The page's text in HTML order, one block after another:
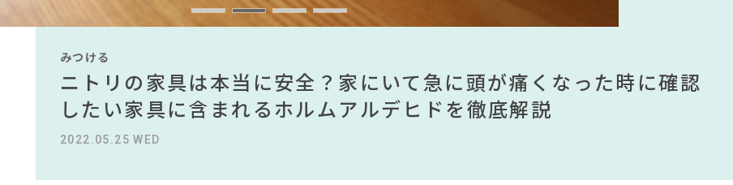
みつける
無印で有名デザイナーのアイテムが手に入る？無印良品で買える有
名デザイナーがデザインしたインテリアを一挙紹介
2022.10.24 MON
みつける
IKEA家具は引っ越し業者を悩ませる？引っ越し業者に敬遠されてい
る理由を徹底解説！！
2023.09.27 WED
みつける
ニトリの家具は本当に安全？家にいて急に頭が痛くなった時に確認
したい家具に含まれるホルムアルデヒドを徹底解説
2022.05.25 WED
みつける
【部屋をおしゃれにしたい人必見】今話題のインテリアスタイルか
ら定番スタイルまで紹介！おすすめインテリアスタイル18選
2023.09.23 SAT
みつける
無印で有名デザイナーのアイテムが手に入る？無印良品で買える有
名デザイナーがデザインしたインテリアを一挙紹介
2022.10.24 MON
みつける
IKEA家具は引っ越し業者を悩ませる？引っ越し業者に敬遠されてい
る理由を徹底解説！！
2023.09.27 WED